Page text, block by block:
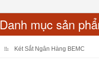
Danh mục sản
Két Sắt Ngân Hàng BEMC